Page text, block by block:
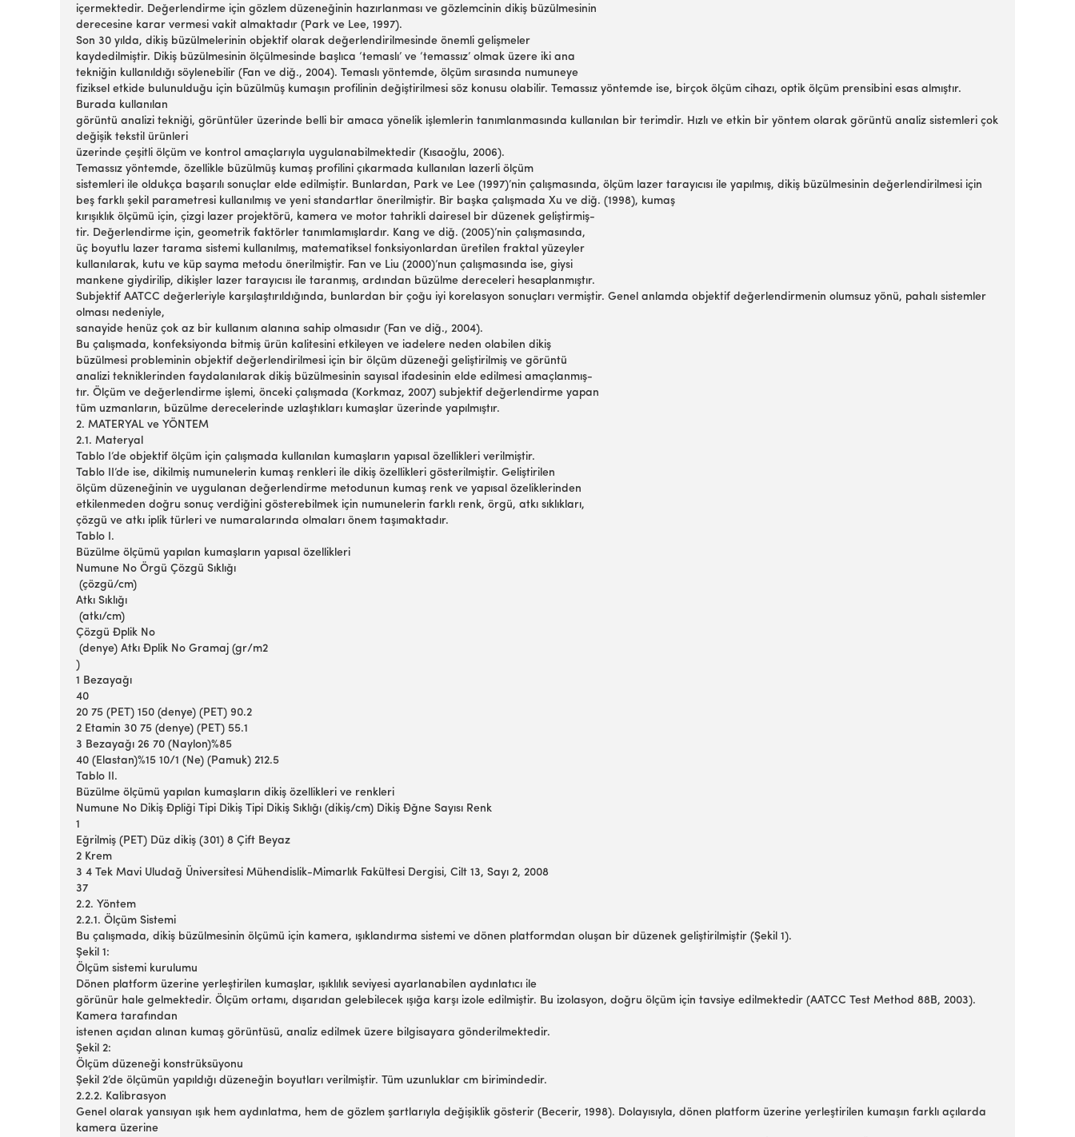
içermektedir. Değerlendirme için gözlem düzeneğinin hazırlanması ve gözlemcinin dikiş büzülmesinin
derecesine karar vermesi vakit almaktadır (Park ve Lee, 1997).
Son 30 yılda, dikiş büzülmelerinin objektif olarak değerlendirilmesinde önemli gelişmeler
kaydedilmiştir. Dikiş büzülmesinin ölçülmesinde başlıca ‘temaslı’ ve ‘temassız’ olmak üzere iki ana
tekniğin kullanıldığı söylenebilir (Fan ve diğ., 2004). Temaslı yöntemde, ölçüm sırasında numuneye
fiziksel etkide bulunulduğu için büzülmüş kumaşın profilinin değiştirilmesi söz konusu olabilir. Temassız yöntemde ise, birçok ölçüm cihazı, optik ölçüm prensibini esas almıştır.
Burada kullanılan
görüntü analizi tekniği, görüntüler üzerinde belli bir amaca yönelik işlemlerin tanımlanmasında kullanılan bir terimdir. Hızlı ve etkin bir yöntem olarak görüntü analiz sistemleri çok
değişik tekstil ürünleri
üzerinde çeşitli ölçüm ve kontrol amaçlarıyla uygulanabilmektedir (Kısaoğlu, 2006).
Temassız yöntemde, özellikle büzülmüş kumaş profilini çıkarmada kullanılan lazerli ölçüm
sistemleri ile oldukça başarılı sonuçlar elde edilmiştir. Bunlardan, Park ve Lee (1997)’nin çalışmasında, ölçüm lazer tarayıcısı ile yapılmış, dikiş büzülmesinin değerlendirilmesi için
beş farklı şekil parametresi kullanılmış ve yeni standartlar önerilmiştir. Bir başka çalışmada Xu ve diğ. (1998), kumaş
kırışıklık ölçümü için, çizgi lazer projektörü, kamera ve motor tahrikli dairesel bir düzenek geliştirmiş-
tir. Değerlendirme için, geometrik faktörler tanımlamışlardır. Kang ve diğ. (2005)’nin çalışmasında,
üç boyutlu lazer tarama sistemi kullanılmış, matematiksel fonksiyonlardan üretilen fraktal yüzeyler
kullanılarak, kutu ve küp sayma metodu önerilmiştir. Fan ve Liu (2000)’nun çalışmasında ise, giysi
mankene giydirilip, dikişler lazer tarayıcısı ile taranmış, ardından büzülme dereceleri hesaplanmıştır.
Subjektif AATCC değerleriyle karşılaştırıldığında, bunlardan bir çoğu iyi korelasyon sonuçları vermiştir. Genel anlamda objektif değerlendirmenin olumsuz yönü, pahalı sistemler
olması nedeniyle,
sanayide henüz çok az bir kullanım alanına sahip olmasıdır (Fan ve diğ., 2004).
Bu çalışmada, konfeksiyonda bitmiş ürün kalitesini etkileyen ve iadelere neden olabilen dikiş
büzülmesi probleminin objektif değerlendirilmesi için bir ölçüm düzeneği geliştirilmiş ve görüntü
analizi tekniklerinden faydalanılarak dikiş büzülmesinin sayısal ifadesinin elde edilmesi amaçlanmış-
tır. Ölçüm ve değerlendirme işlemi, önceki çalışmada (Korkmaz, 2007) subjektif değerlendirme yapan
tüm uzmanların, büzülme derecelerinde uzlaştıkları kumaşlar üzerinde yapılmıştır.
2. MATERYAL ve YÖNTEM
2.1. Materyal
Tablo I’de objektif ölçüm için çalışmada kullanılan kumaşların yapısal özellikleri verilmiştir.
Tablo II’de ise, dikilmiş numunelerin kumaş renkleri ile dikiş özellikleri gösterilmiştir. Geliştirilen
ölçüm düzeneğinin ve uygulanan değerlendirme metodunun kumaş renk ve yapısal özeliklerinden
etkilenmeden doğru sonuç verdiğini gösterebilmek için numunelerin farklı renk, örgü, atkı sıklıkları,
çözgü ve atkı iplik türleri ve numaralarında olmaları önem taşımaktadır.
Tablo I.
Büzülme ölçümü yapılan kumaşların yapısal özellikleri
Numune No Örgü Çözgü Sıklığı
(çözgü/cm)
Atkı Sıklığı
(atkı/cm)
Çözgü Đplik No
(denye) Atkı Đplik No Gramaj (gr/m2
)
1 Bezayağı
40
20 75 (PET) 150 (denye) (PET) 90.2
2 Etamin 30 75 (denye) (PET) 55.1
3 Bezayağı 26 70 (Naylon)%85
40 (Elastan)%15 10/1 (Ne) (Pamuk) 212.5
Tablo II.
Büzülme ölçümü yapılan kumaşların dikiş özellikleri ve renkleri
Numune No Dikiş Đpliği Tipi Dikiş Tipi Dikiş Sıklığı (dikiş/cm) Dikiş Đğne Sayısı Renk
1
Eğrilmiş (PET) Düz dikiş (301) 8 Çift Beyaz
2 Krem
3 4 Tek Mavi Uludağ Üniversitesi Mühendislik-Mimarlık Fakültesi Dergisi, Cilt 13, Sayı 2, 2008
37
2.2. Yöntem
2.2.1. Ölçüm Sistemi
Bu çalışmada, dikiş büzülmesinin ölçümü için kamera, ışıklandırma sistemi ve dönen platformdan oluşan bir düzenek geliştirilmiştir (Şekil 1).
Şekil 1:
Ölçüm sistemi kurulumu
Dönen platform üzerine yerleştirilen kumaşlar, ışıklılık seviyesi ayarlanabilen aydınlatıcı ile
görünür hale gelmektedir. Ölçüm ortamı, dışarıdan gelebilecek ışığa karşı izole edilmiştir. Bu izolasyon, doğru ölçüm için tavsiye edilmektedir (AATCC Test Method 88B, 2003).
Kamera tarafından
istenen açıdan alınan kumaş görüntüsü, analiz edilmek üzere bilgisayara gönderilmektedir.
Şekil 2:
Ölçüm düzeneği konstrüksüyonu
Şekil 2’de ölçümün yapıldığı düzeneğin boyutları verilmiştir. Tüm uzunluklar cm birimindedir.
2.2.2. Kalibrasyon
Genel olarak yansıyan ışık hem aydınlatma, hem de gözlem şartlarıyla değişiklik gösterir (Becerir, 1998). Dolayısıyla, dönen platform üzerine yerleştirilen kumaşın farklı açılarda
kamera üzerine